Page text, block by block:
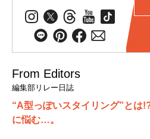
From Editors
編集部リレー日誌
“A型っぽいスタイリング”とは
に悩む…。